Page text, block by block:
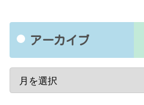
アーカイブ